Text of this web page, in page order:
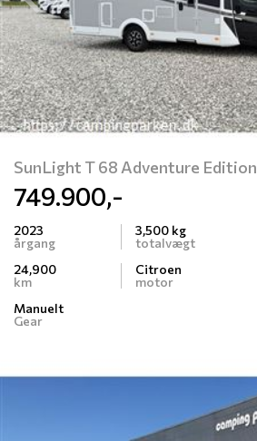
Previous
SunLight T 68 Adventure Edition
749.900,-
2023
årgang
24,900
km
Manuelt
Gear
3,500 kg
totalvægt
Citroen
motor